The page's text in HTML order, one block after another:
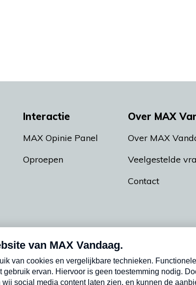
Interactie
MAX Opinie Panel
Oproepen
Over MAX
Over MAX
Veelgestelde
Contact